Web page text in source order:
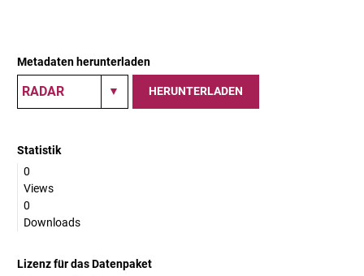
Metadaten herunterladen
HERUNTERLADEN
Statistik
0
Views
0
Downloads
Lizenz für das Datenpaket